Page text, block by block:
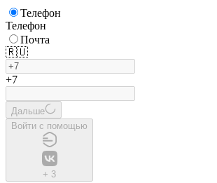
Телефон
Телефон
Почта
🇷🇺
+7
Дальше
Войти с помощью
+ 3